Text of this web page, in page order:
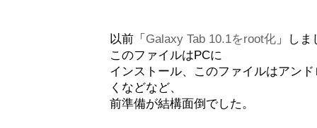
以前「 Galaxy Tab 10.1をroot化 」し
このファイルはPCに
インストール、このファイルはアン
くなどなど、
前準備が結構面倒でした。